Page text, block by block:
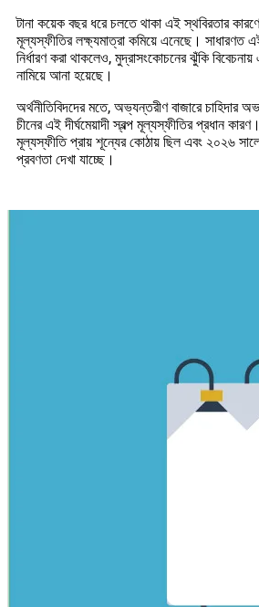
টানা কয়েক বছর ধরে চলতে থাকা এই স্থবিরতার কারণে
মূল্যস্ফীতির লক্ষ্যমাত্রা কমিয়ে এনেছে। সাধারণত
নির্ধারণ করা থাকলেও, মুদ্রাসংকোচনের ঝুঁকি
নামিয়ে আনা হয়েছে।
অর্থনীতিবিদদের মতে, অভ্যন্তরীণ বাজারে চাহিদার
চীনের এই দীর্ঘমেয়াদী স্বল্প মূল্যস্ফীতির প্রধান
মূল্যস্ফীতি প্রায় শূন্যের কোঠায় ছিল এবং ২০২৬
প্রবণতা দেখা যাচ্ছে।